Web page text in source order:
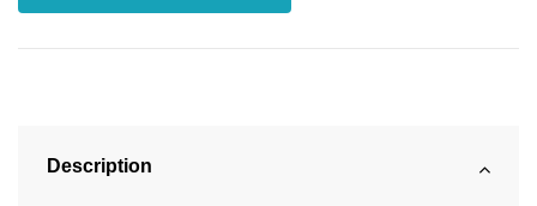
Description